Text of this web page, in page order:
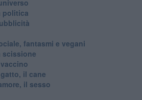
politica
fantasmi e vegani
scissione
gatto, il cane
il sesso